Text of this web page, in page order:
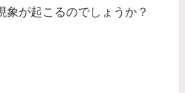
象が起こるのでしょうか？